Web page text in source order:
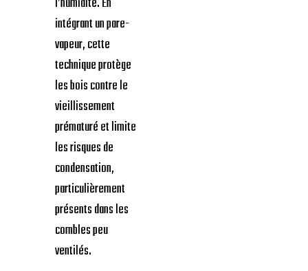
intégrant un pare-
vapeur, cette
technique protège
les bois contre le
vieillissement
prématuré et limite
les risques de
condensation,
particulièrement
présents dans les
combles peu
ventilés.